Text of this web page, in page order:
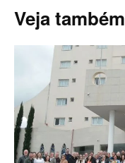
Veja também